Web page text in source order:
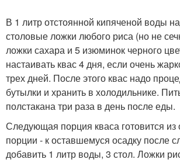
В 1 литр отстоянной кипяченой воды
столовые ложки любого риса (но не
ложки сахара и 5 изюминок черного
настаивать квас 4 дня, если очень
трех дней. После этого квас надо
бутылки и хранить в холодильнике.
полстакана три раза в день после еды.
Следующая порция кваса готовится из
порции - к оставшемуся осадку после
добавить 1 литр воды, 3 стол. Ложки